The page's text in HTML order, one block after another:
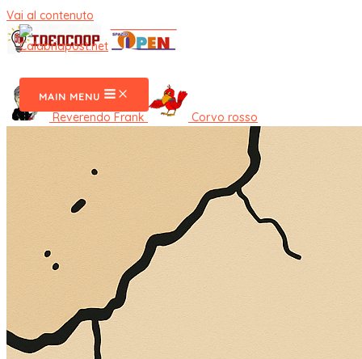
Vai al contenuto
MAIN MENU
Reverendo Frank Corvo rosso